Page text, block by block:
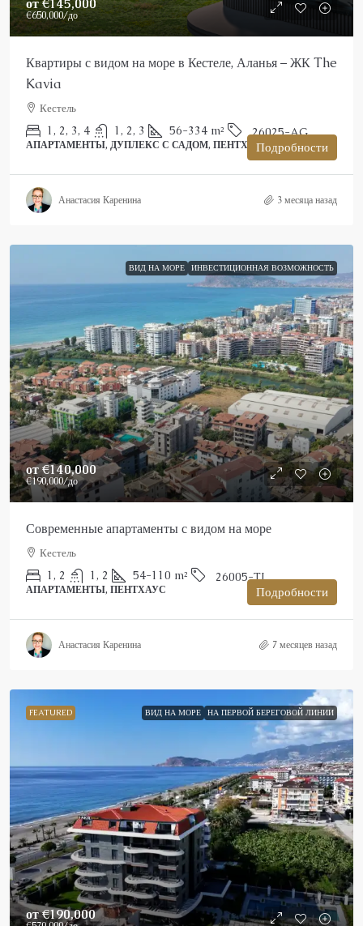
от€145,000
€650,000/до
Квартиры с видом на море в Кестеле, Аланья – ЖК The
Kavia
Кестель
1, 2, 3, 4 1, 2, 3 56-334 m² 26025-AG
АПАРТАМЕНТЫ, ДУПЛЕКС С САДОМ, ПЕНТХАУСПодробности
Анастасия Каренина 3 месяца назад
ВИД НА МОРЕ ИНВЕСТИЦИОННАЯ ВОЗМОЖНОСТЬ
от€140,000
€190,000/до
Современные апартаменты с видом на море
Кестель
1, 2 1, 2 54-110 m² 26005-TI
АПАРТАМЕНТЫ, ПЕНТХАУС Подробности
Анастасия Каренина 7 месяцев назад
FEATURED ВИД НА МОРЕ НА ПЕРВОЙ БЕРЕГОВОЙ ЛИНИИ
от€190,000